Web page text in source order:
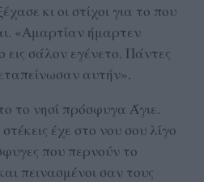
κι οι στίχοι για το που
«Αμαρτίαν ήμαρτεν
εις σάλον εγένετο. Πάντες
αυτήν».
το νησί πρόσφυγα Άγιε.
έχε στο νου σου λίγο
που περνούν το
πεινασμένοι σαν τους